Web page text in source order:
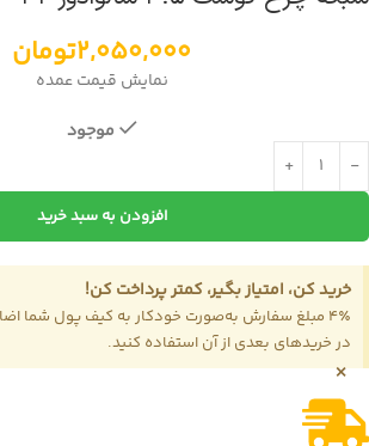
2,050,000تومان
نمایش قیمت عمده
موجود
افزودن به سبد خرید
خرید کن، امتیاز بگیر، کمتر پرداخت کن!
4٪ مبلغ سفارش به‌صورت خودکار به کیف پول شما
در خریدهای بعدی از آن استفاده کنید.
×